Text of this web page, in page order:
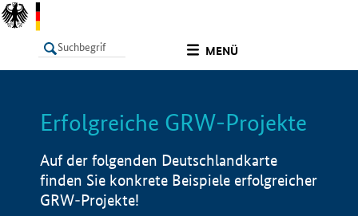
MENÜ
LISTE Info
Erfolgreiche GRW-Projekte
Auf der folgenden Deutschlandkarte
finden Sie konkrete Beispiele erfolgreicher
GRW-Projekte!